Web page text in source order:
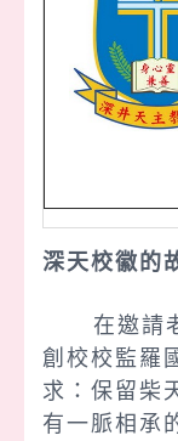
深天校徽的
在邀請老
創校校監羅
求：保留柴
有一脈相承